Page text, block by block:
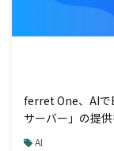
ferret One、AIで
サーバー」の提
AI